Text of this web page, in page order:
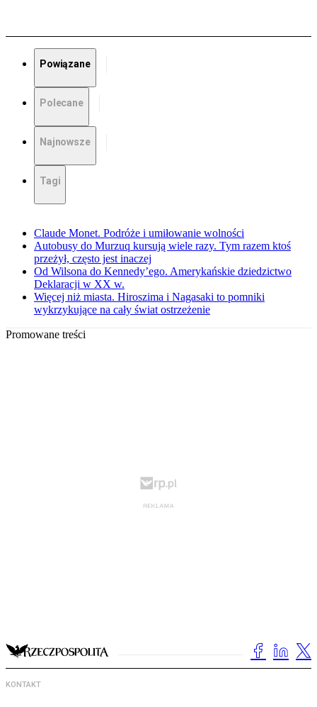
Powiązane
Polecane
Najnowsze
Tagi
Claude Monet. Podróże i umiłowanie wolności
Autobusy do Murzuq kursują wiele razy. Tym razem ktoś
przeżył, często jest inaczej
Od Wilsona do Kennedy’ego. Amerykańskie dziedzictwo
Deklaracji w XX w.
Więcej niż miasta. Hiroszima i Nagasaki to pomniki
wykrzykujące na cały świat ostrzeżenie
Promowane treści
KONTAKT